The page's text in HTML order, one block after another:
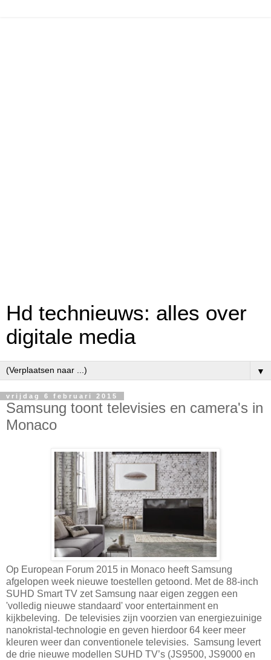
Hd technieuws: alles over
digitale media
▼
vrijdag 6 februari 2015
Samsung toont televisies en camera's in
Monaco
Op European Forum 2015 in Monaco heeft Samsung
afgelopen week nieuwe toestellen getoond. Met de 88-inch
SUHD Smart TV zet Samsung naar eigen zeggen een
'volledig nieuwe standaard' voor entertainment en
kijkbeleving. De televisies zijn voorzien van energiezuinige
nanokristal-technologie en geven hierdoor 64 keer meer
kleuren weer dan conventionele televisies. Samsung levert
de drie nieuwe modellen SUHD TV’s (JS9500, JS9000 en